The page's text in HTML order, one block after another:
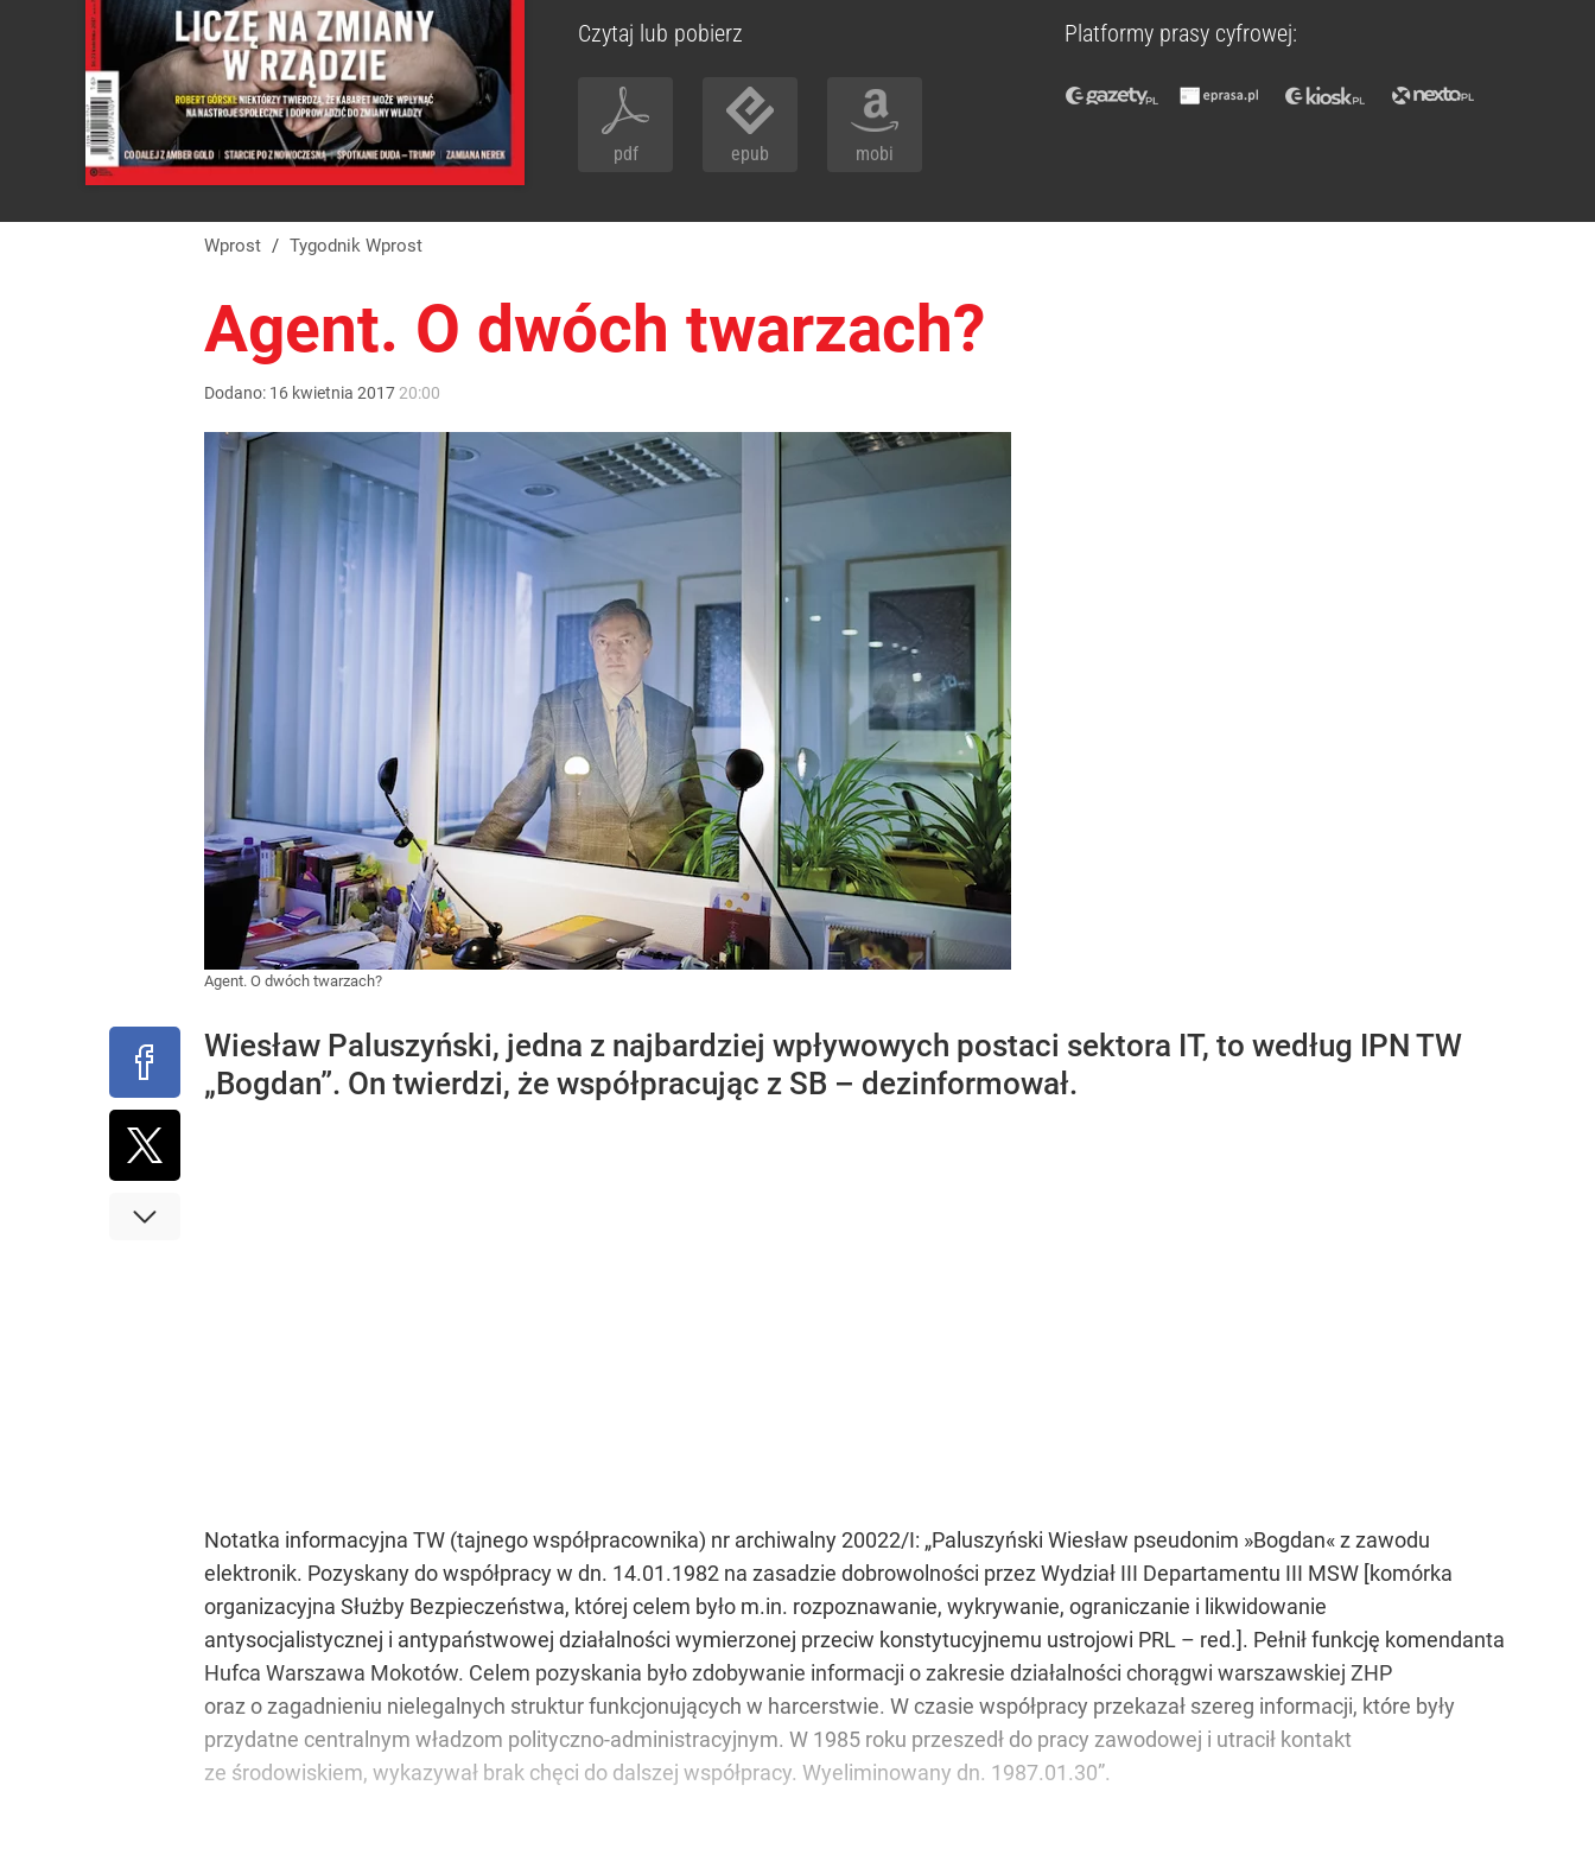
Czytaj lub pobierz
pdf epub mobi
Platformy prasy cyfrowej:
Wprost / Tygodnik Wprost
Agent. O dwóch twarzach?
Dodano: 16 kwietnia 2017 20:00
Agent. O dwóch twarzach?
Wiesław Paluszyński, jedna z najbardziej wpływowych postaci sektora IT, to według IPN TW
„Bogdan”. On twierdzi, że współpracując z SB – dezinformował.
Notatka informacyjna TW (tajnego współpracownika) nr archiwalny 20022/I: „Paluszyński Wiesław pseudonim »Bogdan« z zawodu
elektronik. Pozyskany do współpracy w dn. 14.01.1982 na zasadzie dobrowolności przez Wydział III Departamentu III MSW [komórka
organizacyjna Służby Bezpieczeństwa, której celem było m.in. rozpoznawanie, wykrywanie, ograniczanie i likwidowanie
antysocjalistycznej i antypaństwowej działalności wymierzonej przeciw konstytucyjnemu ustrojowi PRL – red.]. Pełnił funkcję komendanta
Hufca Warszawa Mokotów. Celem pozyskania było zdobywanie informacji o zakresie działalności chorągwi warszawskiej ZHP
oraz o zagadnieniu nielegalnych struktur funkcjonujących w harcerstwie. W czasie współpracy przekazał szereg informacji, które były
przydatne centralnym władzom polityczno-administracyjnym. W 1985 roku przeszedł do pracy zawodowej i utracił kontakt
ze środowiskiem, wykazywał brak chęci do dalszej współpracy. Wyeliminowany dn. 1987.01.30”.